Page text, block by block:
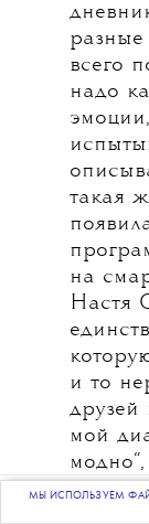
всего
надо
такая
на
Настя
и то
друзей
мой
„у
МЫ ИСПОЛЬЗУЕМ